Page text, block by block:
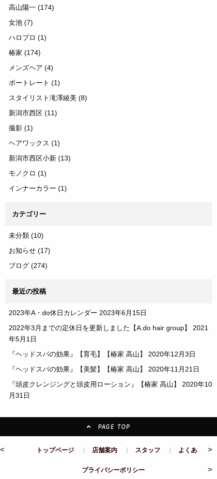
高山陽一 (174)
女池 (7)
ハロプロ (1)
椿家 (174)
メンズヘア (4)
ポートレート (1)
スタイリスト滝澤綾美 (8)
新潟市西区 (11)
撮影 (1)
ヘアワックス (1)
新潟市西区小新 (13)
モノクロ (1)
インナーカラー (1)
カテゴリー
未分類 (10)
お知らせ (17)
ブログ (274)
最近の投稿
2023年A・do休日カレンダー 2023年6月15日
2022年3月までの定休日を更新しました【A.do hair group】
2021
年5月1日
『ヘッドスパの効果』【育毛】【椿家 高山】
2020年12月3日
『ヘッドスパの効果』【美髪】【椿家 高山】
2020年11月21日
『頭皮クレンジングと頭皮用ローション』【椿家 高山】
2020年10
月31日
PAGE TOP
< トップページ 店舗案内 スタッフ よくある質問
>
プライバシーポリシー >